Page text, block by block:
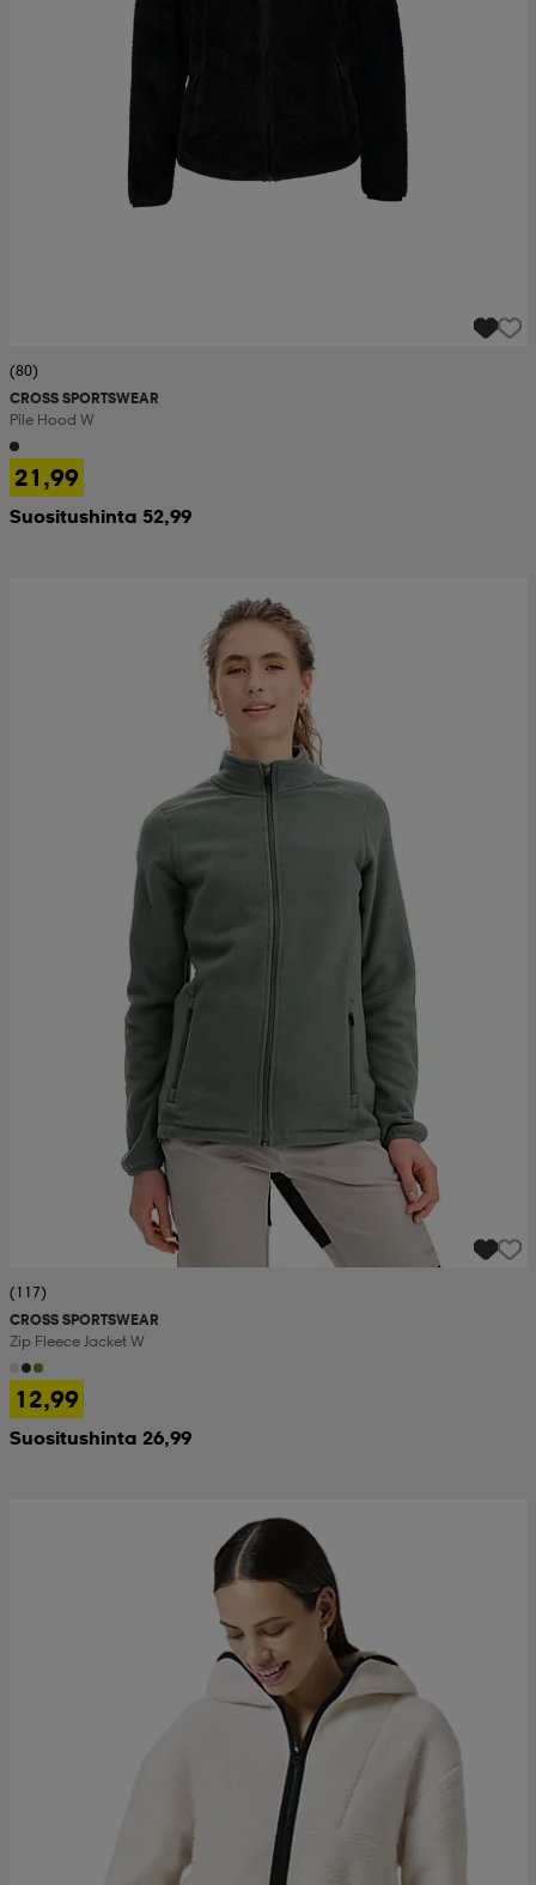
(80)
CROSS SPORTSWEAR
Pile Hood W
21,99
Suositushinta 52,99
(117)
CROSS SPORTSWEAR
Zip Fleece Jacket W
12,99
Suositushinta 26,99